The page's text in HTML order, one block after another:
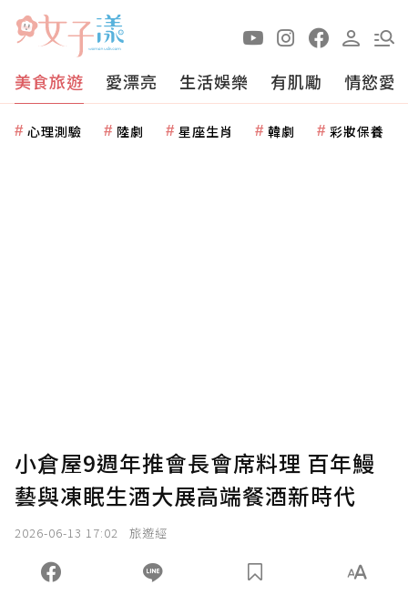
美食旅遊 愛漂亮 生活娛樂 有肌勵 情慾愛
心理測驗 陸劇 星座生肖 韓劇 彩妝保養
小倉屋9週年推會長會席料理 百年鰻
藝與凍眠生酒大展高端餐酒新時代
2026-06-13 17:02 旅遊經